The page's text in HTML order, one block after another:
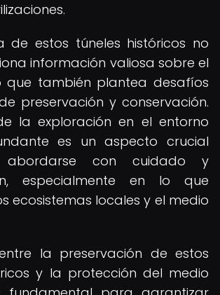
de estos túneles históricos no
información valiosa sobre el
que también plantea desafíos
preservación y conservación.
la exploración en el entorno
es un aspecto crucial
con cuidado y
especialmente en lo que
ecosistemas locales y el medio
la preservación de estos
y la protección del medio